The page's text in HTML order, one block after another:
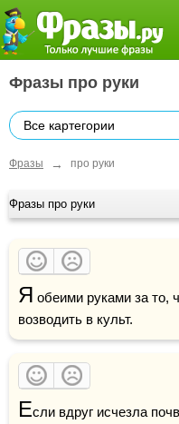
Фразы про руки
Все картегории
Фразы → про руки
Фразы про руки
Я обеими руками за то,
возводить в культ.
Если вдруг исчезла